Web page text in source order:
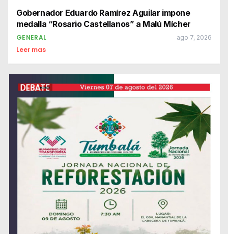
Gobernador Eduardo Ramírez Aguilar impone
medalla “Rosario Castellanos” a Malú Mícher
GENERAL ago 7, 2026
Leer mas